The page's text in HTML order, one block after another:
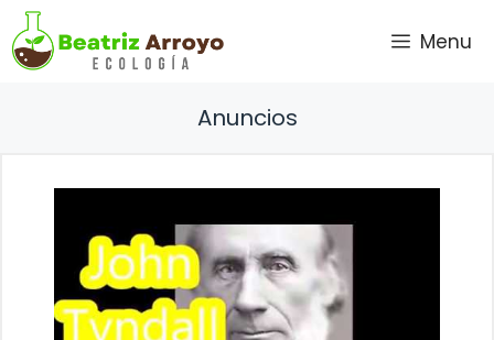
Saltar
al
contenido
Menu
Anuncios